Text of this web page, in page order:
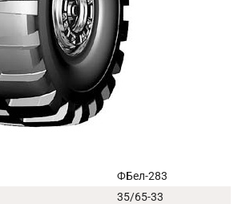
ФБел-283
35/65-33